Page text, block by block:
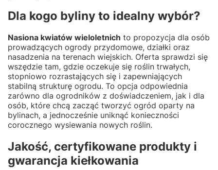
Dla kogo byliny to idealny wybór?
Nasiona kwiatów wieloletnich to propozycja dla osób
prowadzących ogrody przydomowe, działki oraz
nasadzenia na terenach wiejskich. Oferta sprawdzi się
wszędzie tam, gdzie oczekuje się roślin trwałych,
stopniowo rozrastających się i zapewniających
stabilną strukturę ogrodu. To opcja odpowiednia
zarówno dla ogrodników z doświadczeniem, jak i dla
osób, które chcą zacząć tworzyć ogród oparty na
bylinach, a jednocześnie uniknąć konieczności
corocznego wysiewania nowych roślin.
Jakość, certyfikowane produkty i
gwarancja kiełkowania